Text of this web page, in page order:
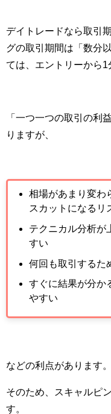
デイトレードなら取引
グの取引期間は「数分
ては、エントリーから1
「一つ一つの取引の利
りますが、
相場があまり変わ
スカットになるリ
テクニカル分析が
すい
何回も取引するた
すぐに結果が分か
やすい
などの利点があります。
そのため、スキャルピ
す。